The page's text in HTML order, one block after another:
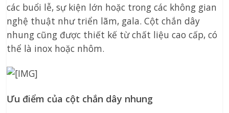
các buổi lễ, sự kiện lớn hoặc trong các không gian
nghệ thuật như triển lãm, gala. Cột chắn dây
nhung cũng được thiết kế từ chất liệu cao cấp, có
thể là inox hoặc nhôm.
Ưu điểm của cột chắn dây nhung